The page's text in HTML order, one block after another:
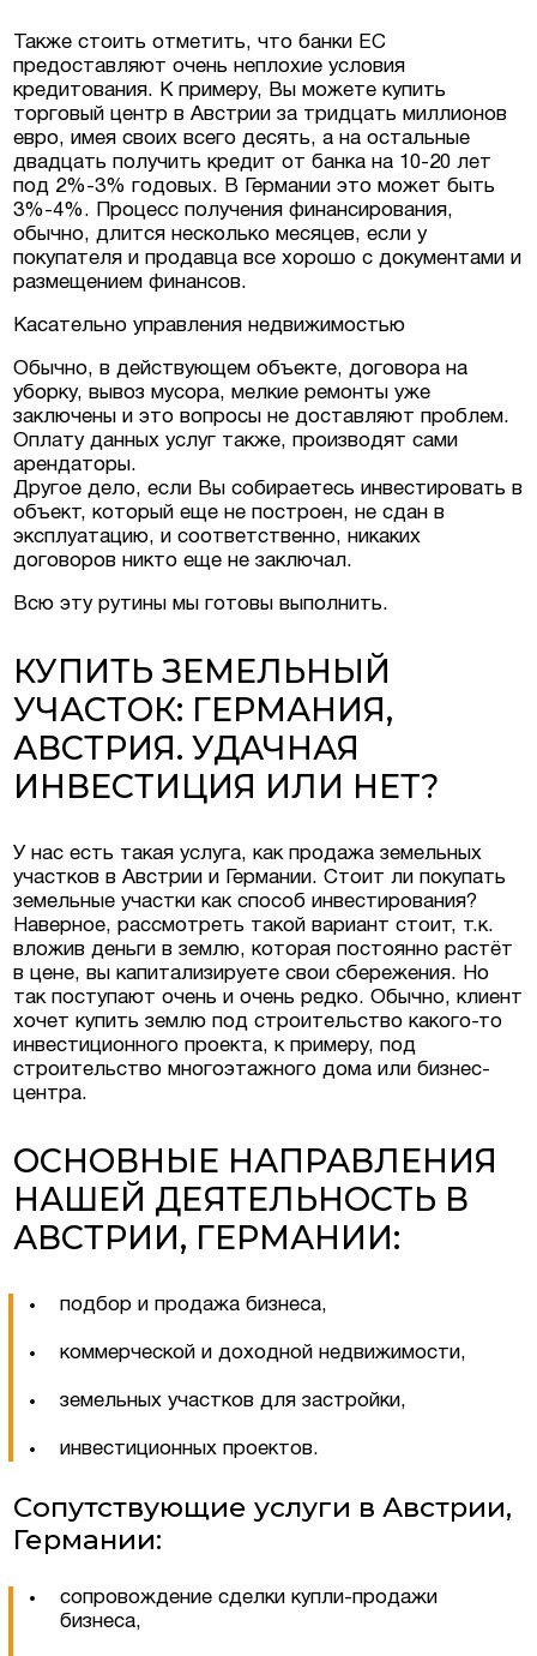
Также стоить отметить, что банки ЕС
предоставляют очень неплохие условия
кредитования. К примеру, Вы можете купить
торговый центр в Австрии за тридцать миллионов
евро, имея своих всего десять, а на остальные
двадцать получить кредит от банка на 10-20 лет
под 2%-3% годовых. В Германии это может быть
3%-4%. Процесс получения финансирования,
обычно, длится несколько месяцев, если у
покупателя и продавца все хорошо с документами и
размещением финансов.
Касательно управления недвижимостью
Обычно, в действующем объекте, договора на
уборку, вывоз мусора, мелкие ремонты уже
заключены и это вопросы не доставляют проблем.
Оплату данных услуг также, производят сами
арендаторы.
Другое дело, если Вы собираетесь инвестировать в
объект, который еще не построен, не сдан в
эксплуатацию, и соответственно, никаких
договоров никто еще не заключал.
Всю эту рутины мы готовы выполнить.
КУПИТЬ ЗЕМЕЛЬНЫЙ
УЧАСТОК: ГЕРМАНИЯ,
АВСТРИЯ. УДАЧНАЯ
ИНВЕСТИЦИЯ ИЛИ НЕТ?
У нас есть такая услуга, как продажа земельных
участков в Австрии и Германии. Стоит ли покупать
земельные участки как способ инвестирования?
Наверное, рассмотреть такой вариант стоит, т.к.
вложив деньги в землю, которая постоянно растёт
в цене, вы капитализируете свои сбережения. Но
так поступают очень и очень редко. Обычно, клиент
хочет купить землю под строительство какого-то
инвестиционного проекта, к примеру, под
строительство многоэтажного дома или бизнес-
центра.
ОСНОВНЫЕ НАПРАВЛЕНИЯ
НАШЕЙ ДЕЯТЕЛЬНОСТЬ В
АВСТРИИ, ГЕРМАНИИ:
подбор и продажа бизнеса,
коммерческой и доходной недвижимости,
земельных участков для застройки,
инвестиционных проектов.
Cопутствующие услуги в Австрии,
Германии:
сопровождение сделки купли-продажи
бизнеса,